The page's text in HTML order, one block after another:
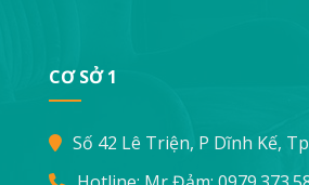
CƠ SỞ 1
Số 42 Lê Triện, P Dĩnh Kế,